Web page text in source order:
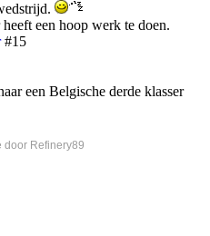
een hoop werk te doen.
#15
een Belgische derde klasser
door Refinery89